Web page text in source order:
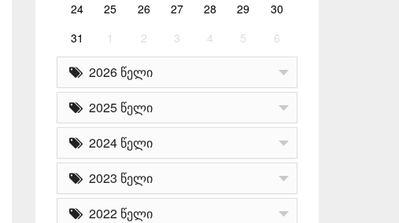
24
25 26 27 28 29
30
31
1 2 3 4 5 6
2026 წელი
2025 წელი
2024 წელი
2023 წელი
2022 წელი